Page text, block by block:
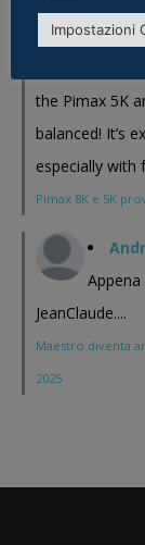
Eric
the Pimax 5K
balanced! It’s
especially with
Pimax 8K e 5K
JeanClaude....
Maestro diventa
2025
Impostazioni